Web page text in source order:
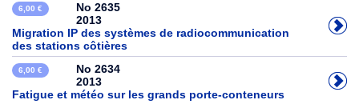
6,00 €
No 2635
2013
Migration IP des systèmes de radiocommunication
des stations côtières
6,00 €
No 2634
2013
Fatigue et météo sur les grands porte-conteneurs